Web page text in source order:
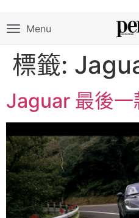
Menu
標籤:
Jaguar 最後一